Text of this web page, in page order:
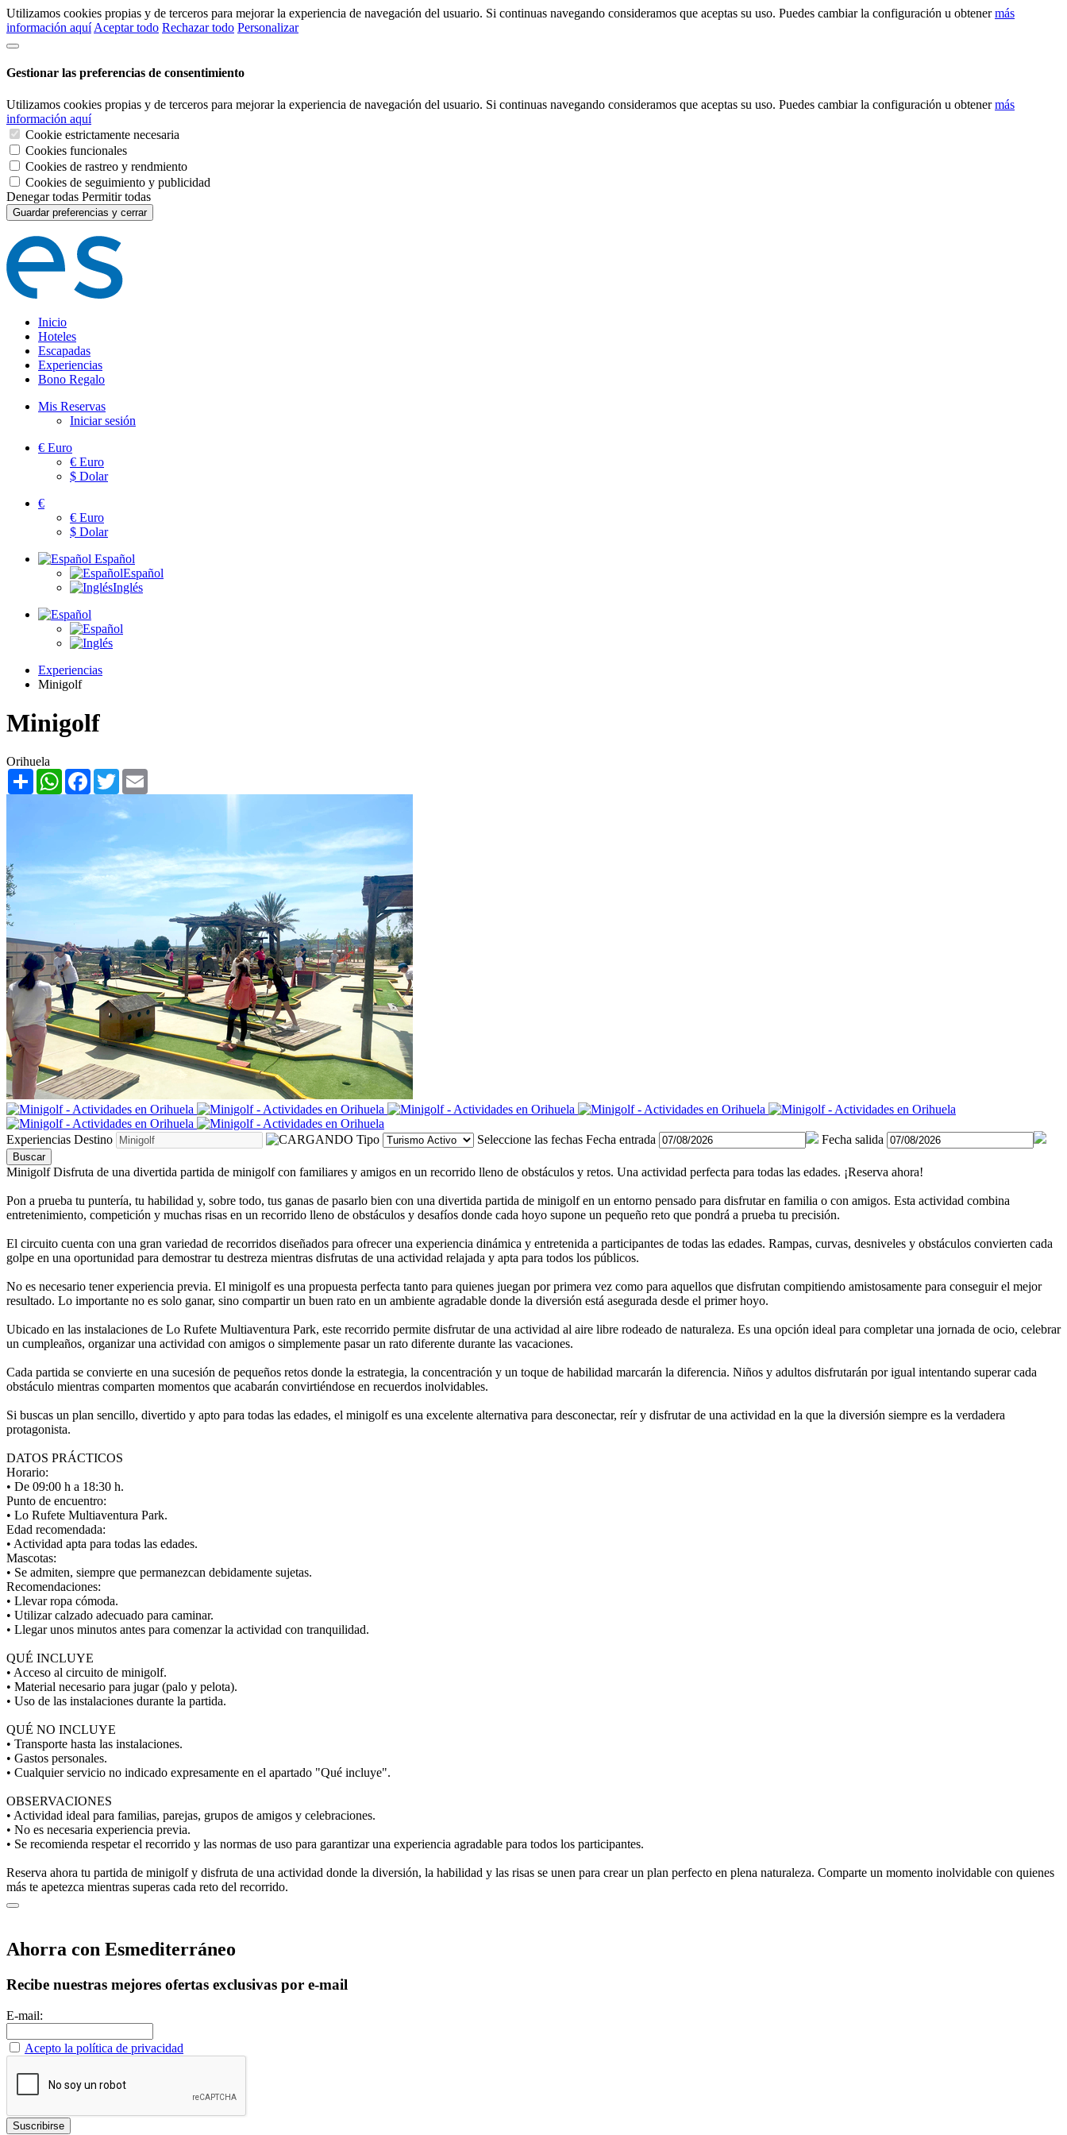
Utilizamos cookies propias y de terceros para mejorar la experiencia de navegación del usuario. Si continuas navegando consideramos que aceptas su uso. Puedes cambiar la configuración u obtenermás
información aquí Aceptar todo Rechazar todo Personalizar
Gestionar las preferencias de consentimiento
Utilizamos cookies propias y de terceros para mejorar la experiencia de navegación del usuario. Si continuas navegando consideramos que aceptas su uso. Puedes cambiar la configuración u obtenermás
información aquí
Cookie estrictamente necesaria
Cookies funcionales
Cookies de rastreo y rendmiento
Cookies de seguimiento y publicidad
Denegar todas Permitir todas
Guardar preferencias y cerrar
Inicio
Hoteles
Escapadas
Experiencias
Bono Regalo
Mis Reservas
Iniciar sesión
€ Euro
€ Euro
$ Dolar
€
€ Euro
$ Dolar
Español
Español
Inglés
Experiencias
Minigolf
Minigolf
Orihuela
Share WhatsAppFacebook
Twitter
Experiencias Destino Tipo Seleccione las fechas Fecha entrada Fecha salida
Buscar
Minigolf Disfruta de una divertida partida de minigolf con familiares y amigos en un recorrido lleno de obstáculos y retos. Una actividad perfecta para todas las edades. ¡Reserva ahora!
Pon a prueba tu puntería, tu habilidad y, sobre todo, tus ganas de pasarlo bien con una divertida partida de minigolf en un entorno pensado para disfrutar en familia o con amigos. Esta actividad combina
entretenimiento, competición y muchas risas en un recorrido lleno de obstáculos y desafíos donde cada hoyo supone un pequeño reto que pondrá a prueba tu precisión.
El circuito cuenta con una gran variedad de recorridos diseñados para ofrecer una experiencia dinámica y entretenida a participantes de todas las edades. Rampas, curvas, desniveles y obstáculos convierten cada
golpe en una oportunidad para demostrar tu destreza mientras disfrutas de una actividad relajada y apta para todos los públicos.
No es necesario tener experiencia previa. El minigolf es una propuesta perfecta tanto para quienes juegan por primera vez como para aquellos que disfrutan compitiendo amistosamente para conseguir el mejor
resultado. Lo importante no es solo ganar, sino compartir un buen rato en un ambiente agradable donde la diversión está asegurada desde el primer hoyo.
Ubicado en las instalaciones de Lo Rufete Multiaventura Park, este recorrido permite disfrutar de una actividad al aire libre rodeado de naturaleza. Es una opción ideal para completar una jornada de ocio, celebrar
un cumpleaños, organizar una actividad con amigos o simplemente pasar un rato diferente durante las vacaciones.
Cada partida se convierte en una sucesión de pequeños retos donde la estrategia, la concentración y un toque de habilidad marcarán la diferencia. Niños y adultos disfrutarán por igual intentando superar cada
obstáculo mientras comparten momentos que acabarán convirtiéndose en recuerdos inolvidables.
Si buscas un plan sencillo, divertido y apto para todas las edades, el minigolf es una excelente alternativa para desconectar, reír y disfrutar de una actividad en la que la diversión siempre es la verdadera
protagonista.
DATOS PRÁCTICOS
Horario:
• De 09:00 h a 18:30 h.
Punto de encuentro:
• Lo Rufete Multiaventura Park.
Edad recomendada:
• Actividad apta para todas las edades.
Mascotas:
• Se admiten, siempre que permanezcan debidamente sujetas.
Recomendaciones:
• Llevar ropa cómoda.
• Utilizar calzado adecuado para caminar.
• Llegar unos minutos antes para comenzar la actividad con tranquilidad.
QUÉ INCLUYE
• Acceso al circuito de minigolf.
• Material necesario para jugar (palo y pelota).
• Uso de las instalaciones durante la partida.
QUÉ NO INCLUYE
• Transporte hasta las instalaciones.
• Gastos personales.
• Cualquier servicio no indicado expresamente en el apartado "Qué incluye".
OBSERVACIONES
• Actividad ideal para familias, parejas, grupos de amigos y celebraciones.
• No es necesaria experiencia previa.
• Se recomienda respetar el recorrido y las normas de uso para garantizar una experiencia agradable para todos los participantes.
Reserva ahora tu partida de minigolf y disfruta de una actividad donde la diversión, la habilidad y las risas se unen para crear un plan perfecto en plena naturaleza. Comparte un momento inolvidable con quienes
más te apetezca mientras superas cada reto del recorrido.
Ahorra con Esmediterráneo
Recibe nuestras mejores ofertas exclusivas por e-mail
E-mail:
Acepto la política de privacidad